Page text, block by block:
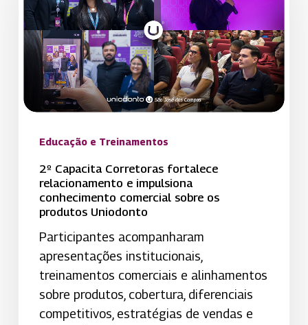
relacionamento
e
impulsiona
conhecimento
comercial
sobre
produtos
Uniodonto
Educação e Treinamentos
2º Capacita Corretoras fortalece
relacionamento e impulsiona
conhecimento comercial sobre os
produtos Uniodonto
Participantes acompanharam
apresentações institucionais,
treinamentos comerciais e alinhamentos
sobre produtos, cobertura, diferenciais
competitivos, estratégias de vendas e